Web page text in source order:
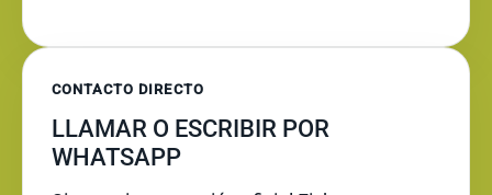
CONTACTO DIRECTO
LLAMAR O ESCRIBIR POR
WHATSAPP